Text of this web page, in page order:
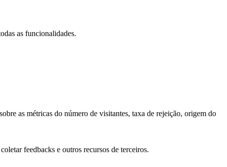
as funcionalidades.
as métricas do número de visitantes, taxa de rejeição, origem do
feedbacks e outros recursos de terceiros.